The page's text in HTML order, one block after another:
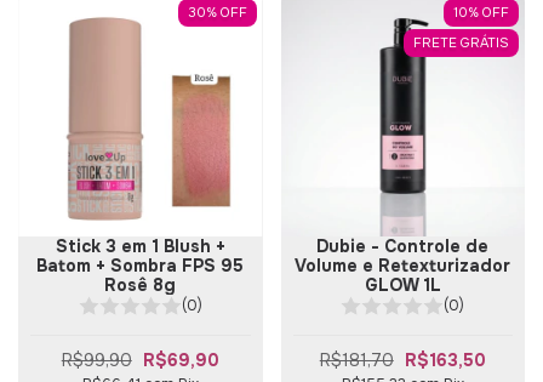
30% OFF
Stick 3 em 1 Blush +
Batom + Sombra FPS 95
Rosê 8g
(0)
R$99,90 R$69,90
10% OFF
FRETE GRÁTIS
Dubie - Controle de
Volume e Retexturizador
GLOW 1L
(0)
R$181,70 R$163,50